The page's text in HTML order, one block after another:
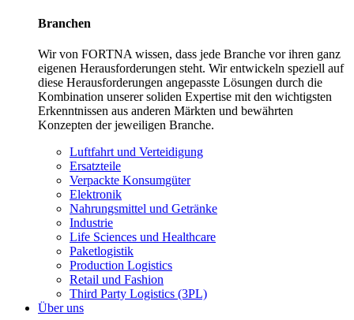
Branchen
Wir von FORTNA wissen, dass jede Branche vor ihren ganz
eigenen Herausforderungen steht. Wir entwickeln speziell auf
diese Herausforderungen angepasste Lösungen durch die
Kombination unserer soliden Expertise mit den wichtigsten
Erkenntnissen aus anderen Märkten und bewährten
Konzepten der jeweiligen Branche.
Luftfahrt und Verteidigung
Ersatzteile
Verpackte Konsumgüter
Elektronik
Nahrungsmittel und Getränke
Industrie
Life Sciences und Healthcare
Paketlogistik
Production Logistics
Retail und Fashion
Third Party Logistics (3PL)
Über uns